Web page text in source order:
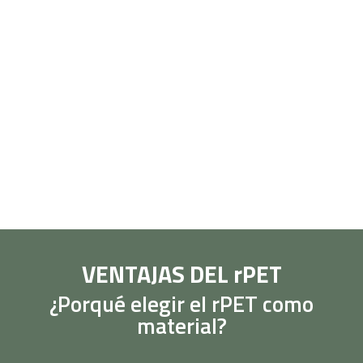
VENTAJAS DEL rPET
¿Porqué elegir el rPET como
material?